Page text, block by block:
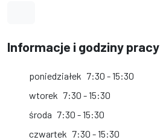
Informacje i godziny pracy
poniedziałek 7:30 - 15:30
wtorek 7:30 - 15:30
środa 7:30 - 15:30
czwartek 7:30 - 15:30